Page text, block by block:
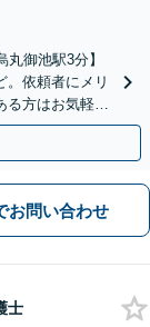
御池駅3分】
。依頼者にメリ
る方はお気軽に
】
お問い合わせ
士